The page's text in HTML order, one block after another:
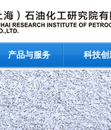
产品与服务 科技创